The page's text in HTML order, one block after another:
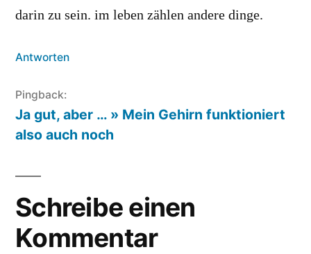
darin zu sein. im leben zählen andere dinge.
Antworten
Pingback:
Ja gut, aber … » Mein Gehirn funktioniert
also auch noch
Schreibe einen
Kommentar